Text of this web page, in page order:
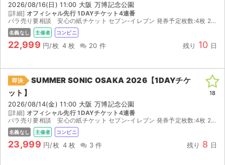
2026/08/16(日) 11:00 大阪 万博記念公園
[詳細] オフィシャル先行 1DAYチケット4連番
バラ売り要相談 安心の紙チケット セブン-イレブン 発券予定枚数:4枚 2026/08/09(日) 14:00 ~ 2026/08/17(月) 21:00の間にお受取りください。 発券期...
名義なし 主催者 コンビニ
22,999 円/枚 4 枚 20 件 残り 10 日
即決
SUMMER SONIC OSAKA 2026【1DAYチケ
ット】
2026/08/14(金) 11:00 大阪 万博記念公園
[詳細] オフィシャル先行 1DAYチケット4連番
バラ売り要相談 安心の紙チケット セブン-イレブン 発券予定枚数:4枚 2026/08/09(日) 14:00 ~ 2026/08/17(月) 21:00の間にお受取りください。 ...
名義なし 主催者 コンビニ
23,999 円/枚 4 枚 3 件 残り 8 日
18